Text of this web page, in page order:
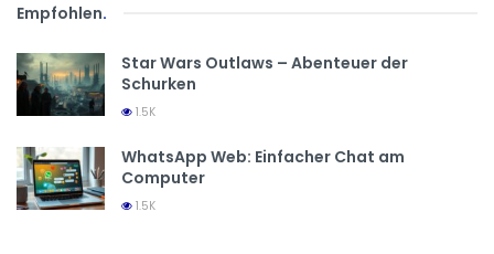
Empfohlen.
Star Wars Outlaws – Abenteuer der
Schurken
1.5K
WhatsApp Web: Einfacher Chat am
Computer
1.5K